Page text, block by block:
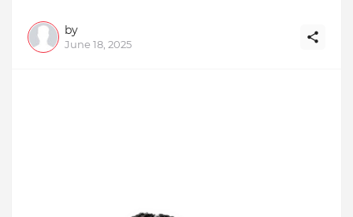
by
June 18, 2025